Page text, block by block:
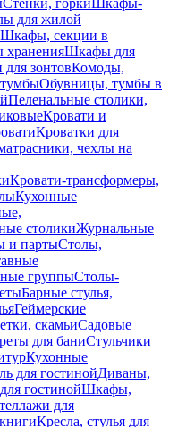
Стенки, горкиШкафы-
для жилой
Шкафы, секции в
храненияШкафы для
зонтовКомоды,
Обувницы, тумбы в
Пеленальные столики,
Кровати и
Кроватки для
чехлы на
Кровати-трансформеры,
Кухонные
столикиЖурнальные
и партыСтолы,
группыСтолы-
Барные стулья,
Геймерские
скамьиСадовые
для баниСтульчики
Кухонные
для гостинойДиваны,
гостинойШкафы,
для
Кресла, стулья для